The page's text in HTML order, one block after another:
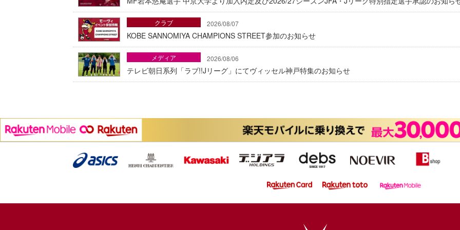
2026/08/07
KOBE SANNOMIYA CHAMPIONS STREET参加のお知らせ
クラブ
2026/08/06
テレビ朝日系列「ラブ!!Jリーグ」にてヴィッセル神戸特集のお知らせ
メディア